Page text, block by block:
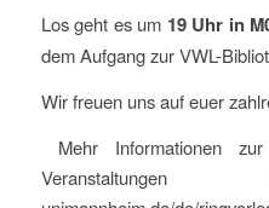
Los geht es um 19 Uhr in
dem Aufgang zur VWL-
Wir freuen uns auf euer
Mehr Informationen